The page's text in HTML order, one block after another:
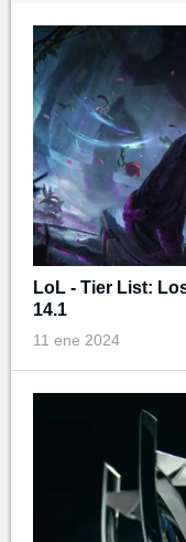
LoL - Tier List:
14.1
11 ene 2024